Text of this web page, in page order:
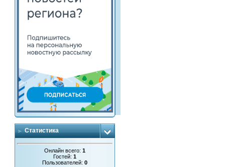
Статистика
Онлайн всего:1
Гостей:1
Пользователей:0